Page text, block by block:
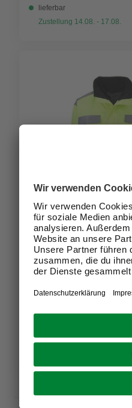
lieferbar
Zustellung 14.08. - 17.08.
BULLSTAR
Warnschutzparka,
Gr. M
lieferbar